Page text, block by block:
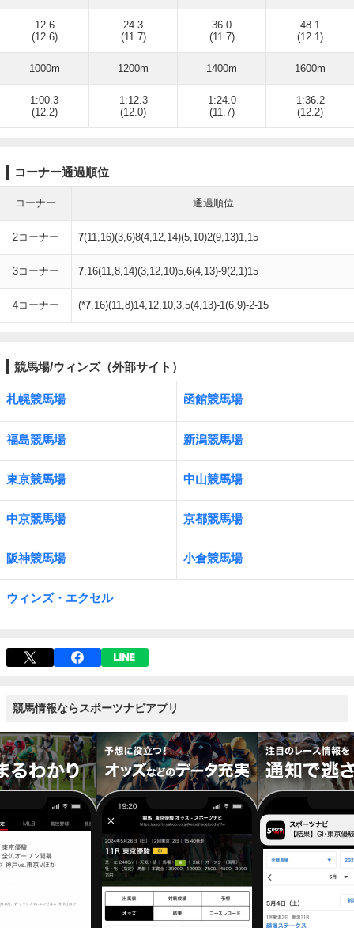
12.6
(12.6)
24.3
(11.7)
36.0
(11.7)
48.1
(12.1)
1000m 1200m 1400m 1600m
1:00.3
(12.2)
1:12.3
(12.0)
1:24.0
(11.7)
1:36.2
(12.2)
コーナー通過順位
コーナー 通過順位
2コーナー 7(11,16)(3,6)8(4,12,14)(5,10)2(9,13)1,15
3コーナー 7,16(11,8,14)(3,12,10)5,6(4,13)-9(2,1)15
4コーナー (*7,16)(11,8)14,12,10,3,5(4,13)-1(6,9)-2-15
競馬場/ウィンズ（外部サイト）
札幌競馬場 函館競馬場
福島競馬場 新潟競馬場
東京競馬場 中山競馬場
中京競馬場 京都競馬場
阪神競馬場 小倉競馬場
ウィンズ・エクセル
競馬情報ならスポーツナビアプリ